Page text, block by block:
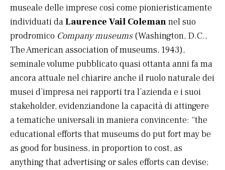
museale delle imprese così come pionieristicamente
individuati daLaurence Vail Coleman nel suo
prodromico Company museums(Washington, D.C.,
The American association of museums, 1943),
seminale volume pubblicato quasi ottanta anni fa ma
ancora attuale nel chiarire anche il ruolo naturale dei
musei d’impresa nei rapporti tra l’azienda e i suoi
stakeholder, evidenziandone la capacità di attingere
a tematiche universali in maniera convincente: “the
educational efforts that museums do put fort may be
as good for business, in proportion to cost, as
anything that advertising or sales efforts can devise;